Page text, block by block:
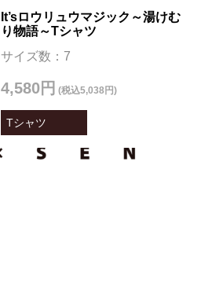
It’sロウリュウマジック～湯けむ
り物語～Tシャツ
サイズ数：7
Tシャツ
4,580円 (税込5,038円)